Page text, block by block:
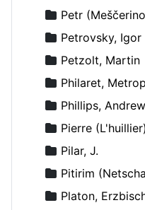
Petr
Petrovsky, Igor
Petzolt, Martin
Philaret,
Phillips,
Pierre
Pilar, J.
Pitirim (Netschajew),
Platon,